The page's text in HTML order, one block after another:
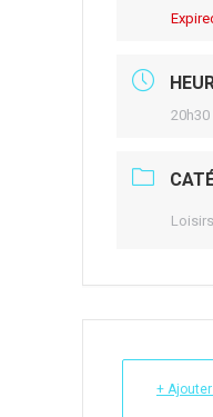
20h30
Loisirs
+